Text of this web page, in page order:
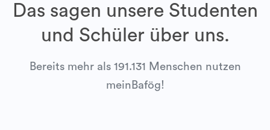
Das sagen unsere Studenten
und Schüler über uns.
Bereits mehr als 191.131 Menschen nutzen
meinBafög!